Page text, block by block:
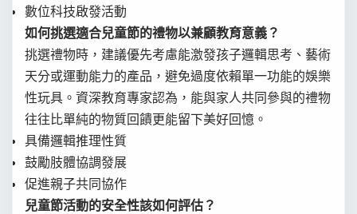
數位科技啟發活動
如何挑選適合兒童節的禮物以兼顧教育意義？
挑選禮物時，建議優先考慮能激發孩子邏輯思考、藝術
天分或運動能力的產品，避免過度依賴單一功能的娛樂
性玩具。資深教育專家認為，能與家人共同參與的禮物
往往比單純的物質回饋更能留下美好回憶。
具備邏輯推理性質
鼓勵肢體協調發展
促進親子共同協作
兒童節活動的安全性該如何評估？